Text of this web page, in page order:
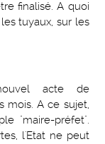
finalisé. A quoi
tuyaux, sur les
acte de
mois. A ce sujet,
"maire-préfet".
l'Etat ne peut